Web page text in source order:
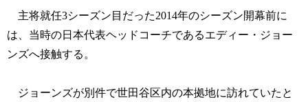
主将就任3シーズン目だった2014年のシーズン開幕前に
は、当時の日本代表ヘッドコーチであるエディー・ジョー
ンズへ接触する。
ジョーンズが別件で世田谷区内の本拠地に訪れていたと